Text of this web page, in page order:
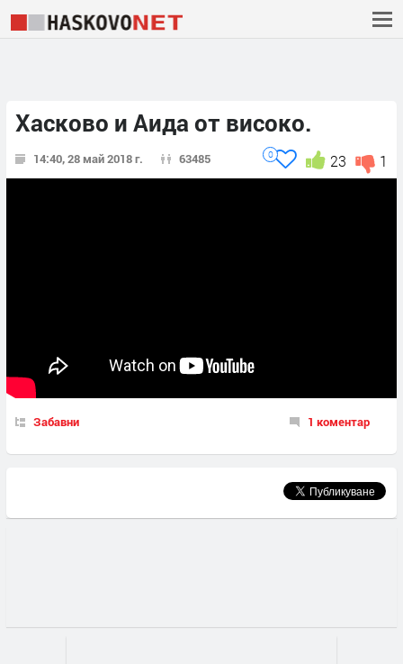
Хасково и Аида от високо.
14:40, 28 май 2018 г. 63485 1
23
0
Забавни 1 коментар